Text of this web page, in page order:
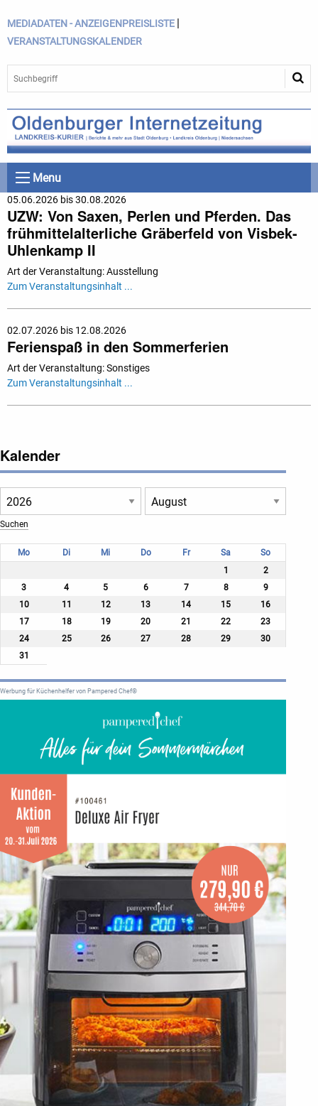
MEDIADATEN - ANZEIGENPREISLISTE |
VERANSTALTUNGSKALENDER
Menu
05.06.2026 bis 30.08.2026
UZW: Von Saxen, Perlen und Pferden. Das
frühmittelalterliche Gräberfeld von Visbek-
Uhlenkamp II
Art der Veranstaltung: Ausstellung
Zum Veranstaltungsinhalt ...
02.07.2026 bis 12.08.2026
Ferienspaß in den Sommerferien
Art der Veranstaltung: Sonstiges
Zum Veranstaltungsinhalt ...
Kalender
Mo Di Mi Do Fr Sa
So
1
2
3
4 5 6 7 8
9
10
11 12 13 14 15
16
17
18 19 20 21 22
23
24
25 26 27 28 29
30
31
Werbung für Küchenhelfer von Pampered Chef®